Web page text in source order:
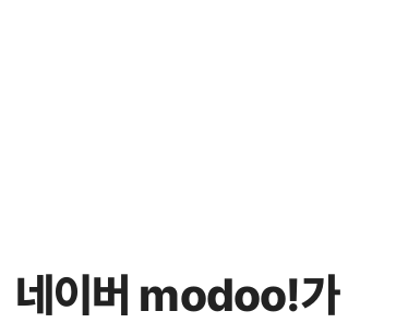
네이버 modoo!가